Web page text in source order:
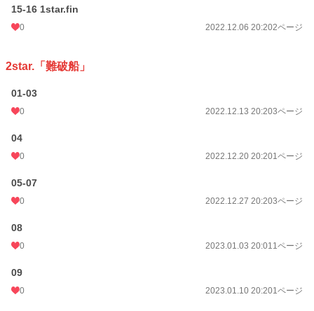
更新日時
週間ポイント 235 pt (147 位)
月間ポイント
累計ポイント
15-16 1star.fin
0 2022.12.06 20:202ページ
2star.「難破船」
01-03
0 2022.12.13 20:203ページ
04
0 2022.12.20 20:201ページ
05-07
0 2022.12.27 20:203ページ
08
0 2023.01.03 20:011ページ
09
0 2023.01.10 20:201ページ